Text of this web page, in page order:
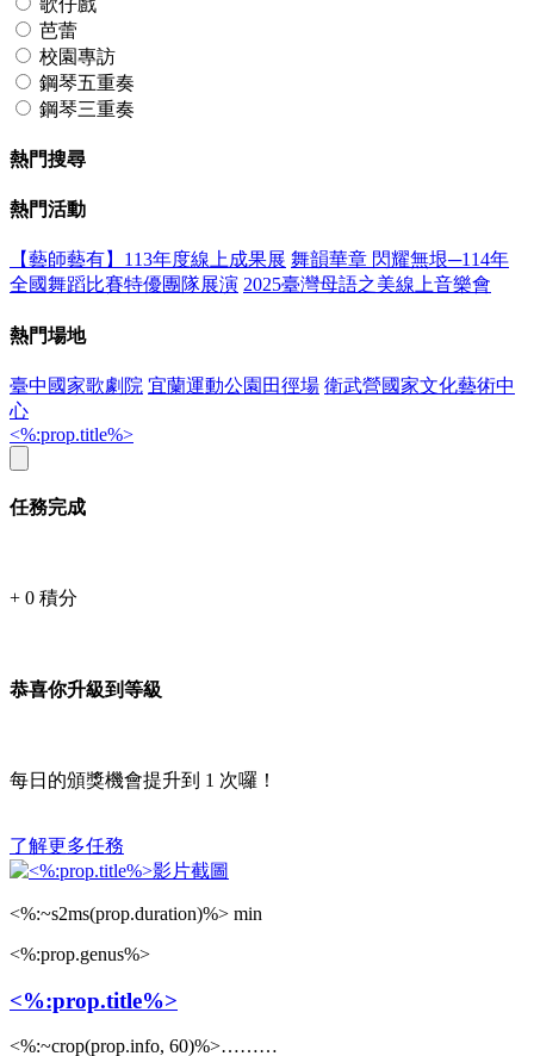
芭蕾
校園專訪
鋼琴五重奏
鋼琴三重奏
熱門搜尋
熱門活動
【藝師藝有】113年度線上成果展 舞韻華章 閃耀無垠─114年
全國舞蹈比賽特優團隊展演 2025臺灣母語之美線上音樂會
熱門場地
臺中國家歌劇院 宜蘭運動公園田徑場 衛武營國家文化藝術中
心
<%:prop.title%>
任務完成
+ 0 積分
恭喜你升級到等級
每日的頒獎機會提升到 1 次囉！
了解更多任務
<%:~s2ms(prop.duration)%> min
<%:prop.genus%>
<%:prop.title%>
<%:~crop(prop.info, 60)%>………